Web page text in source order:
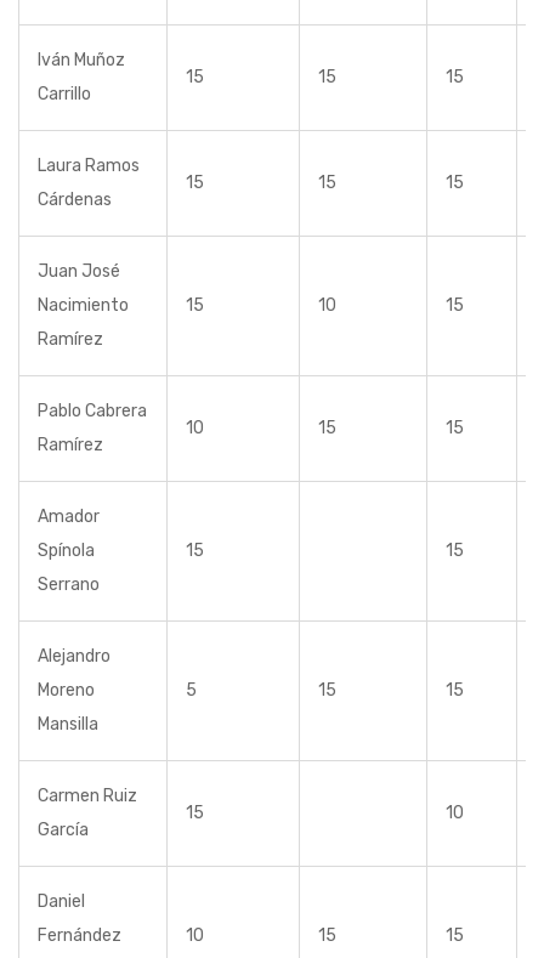
Iván Muñoz
Carrillo
15 15 15
Laura Ramos
Cárdenas
15 15 15
Juan José
Nacimiento
Ramírez
15 10 15
Pablo Cabrera
Ramírez
10 15 15
Amador
Spínola
Serrano
15 15
Alejandro
Moreno
Mansilla
5 15 15
Carmen Ruiz
García
15 10
Daniel
Fernández
10 15 15